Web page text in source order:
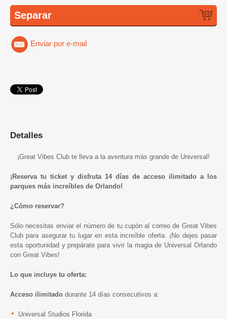
Separar
Enviar por e-mail
Detalles
¡Great Vibes Club te lleva a la aventura más grande de Universal!
¡Reserva tu ticket y disfruta 14 días de acceso ilimitado a los
parques más increíbles de Orlando!
¿Cómo reservar?
Sólo necesitas enviar el número de tu cupón al correo de Great Vibes
Club para asegurar tu lugar en esta increíble oferta. ¡No dejes pasar
esta oportunidad y prepárate para vivir la magia de Universal Orlando
con Great Vibes!
Lo que incluye tu oferta:
Acceso ilimitado durante 14 días consecutivos a:
Universal Studios Florida